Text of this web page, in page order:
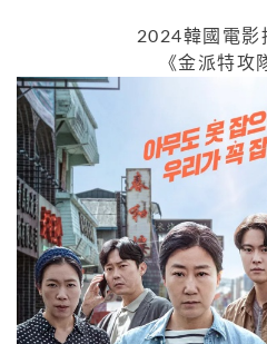
2024韓國電影
《金派特攻